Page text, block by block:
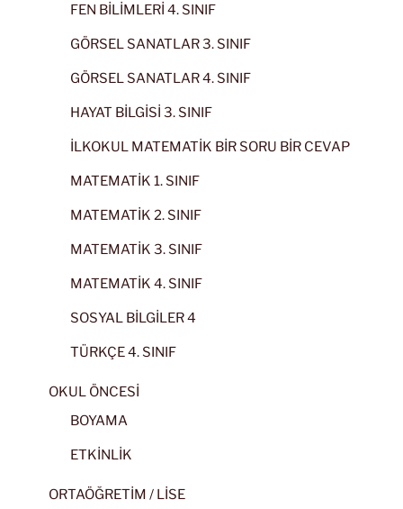
FEN BİLİMLERİ 4. SINIF
GÖRSEL SANATLAR 3. SINIF
GÖRSEL SANATLAR 4. SINIF
HAYAT BİLGİSİ 3. SINIF
İLKOKUL MATEMATİK BİR SORU BİR CEVAP
MATEMATİK 1. SINIF
MATEMATİK 2. SINIF
MATEMATİK 3. SINIF
MATEMATİK 4. SINIF
SOSYAL BİLGİLER 4
TÜRKÇE 4. SINIF
OKUL ÖNCESİ
BOYAMA
ETKİNLİK
ORTAÖĞRETİM / LİSE